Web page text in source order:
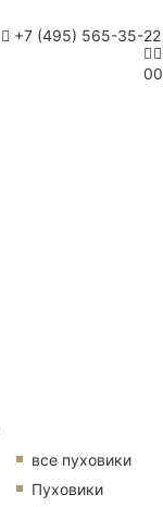
+7 (495) 565-35-22
00
все пуховики
Пуховики